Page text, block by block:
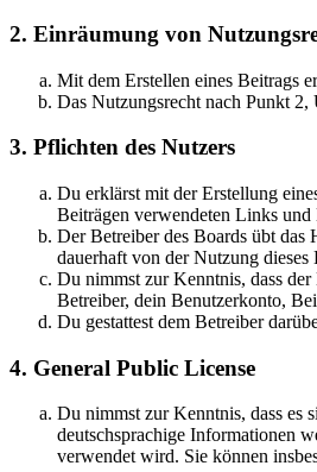
2. Einräumung von
Mit dem Erstellen eines Beitrags
Das Nutzungsrecht nach Punkt 2,
3. Pflichten des Nutzers
Du erklärst mit der Erstellung
Beiträgen verwendeten Links
Der Betreiber des Boards übt das
dauerhaft von der Nutzung
Du nimmst zur Kenntnis, dass
Betreiber, dein Benutzerkonto,
Du gestattest dem Betreiber
4. General Public License
Du nimmst zur Kenntnis, dass es
deutschsprachige Informationen
verwendet wird. Sie können